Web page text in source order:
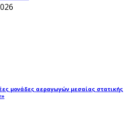
μονάδες αεραγωγών μεσαίας στατικής